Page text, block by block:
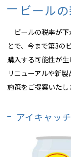
ビール
ビールの税率が下
とで、今まで第3の
購入する可能性が
リニューアルや新
施策をご提案いたし
アイキャッ